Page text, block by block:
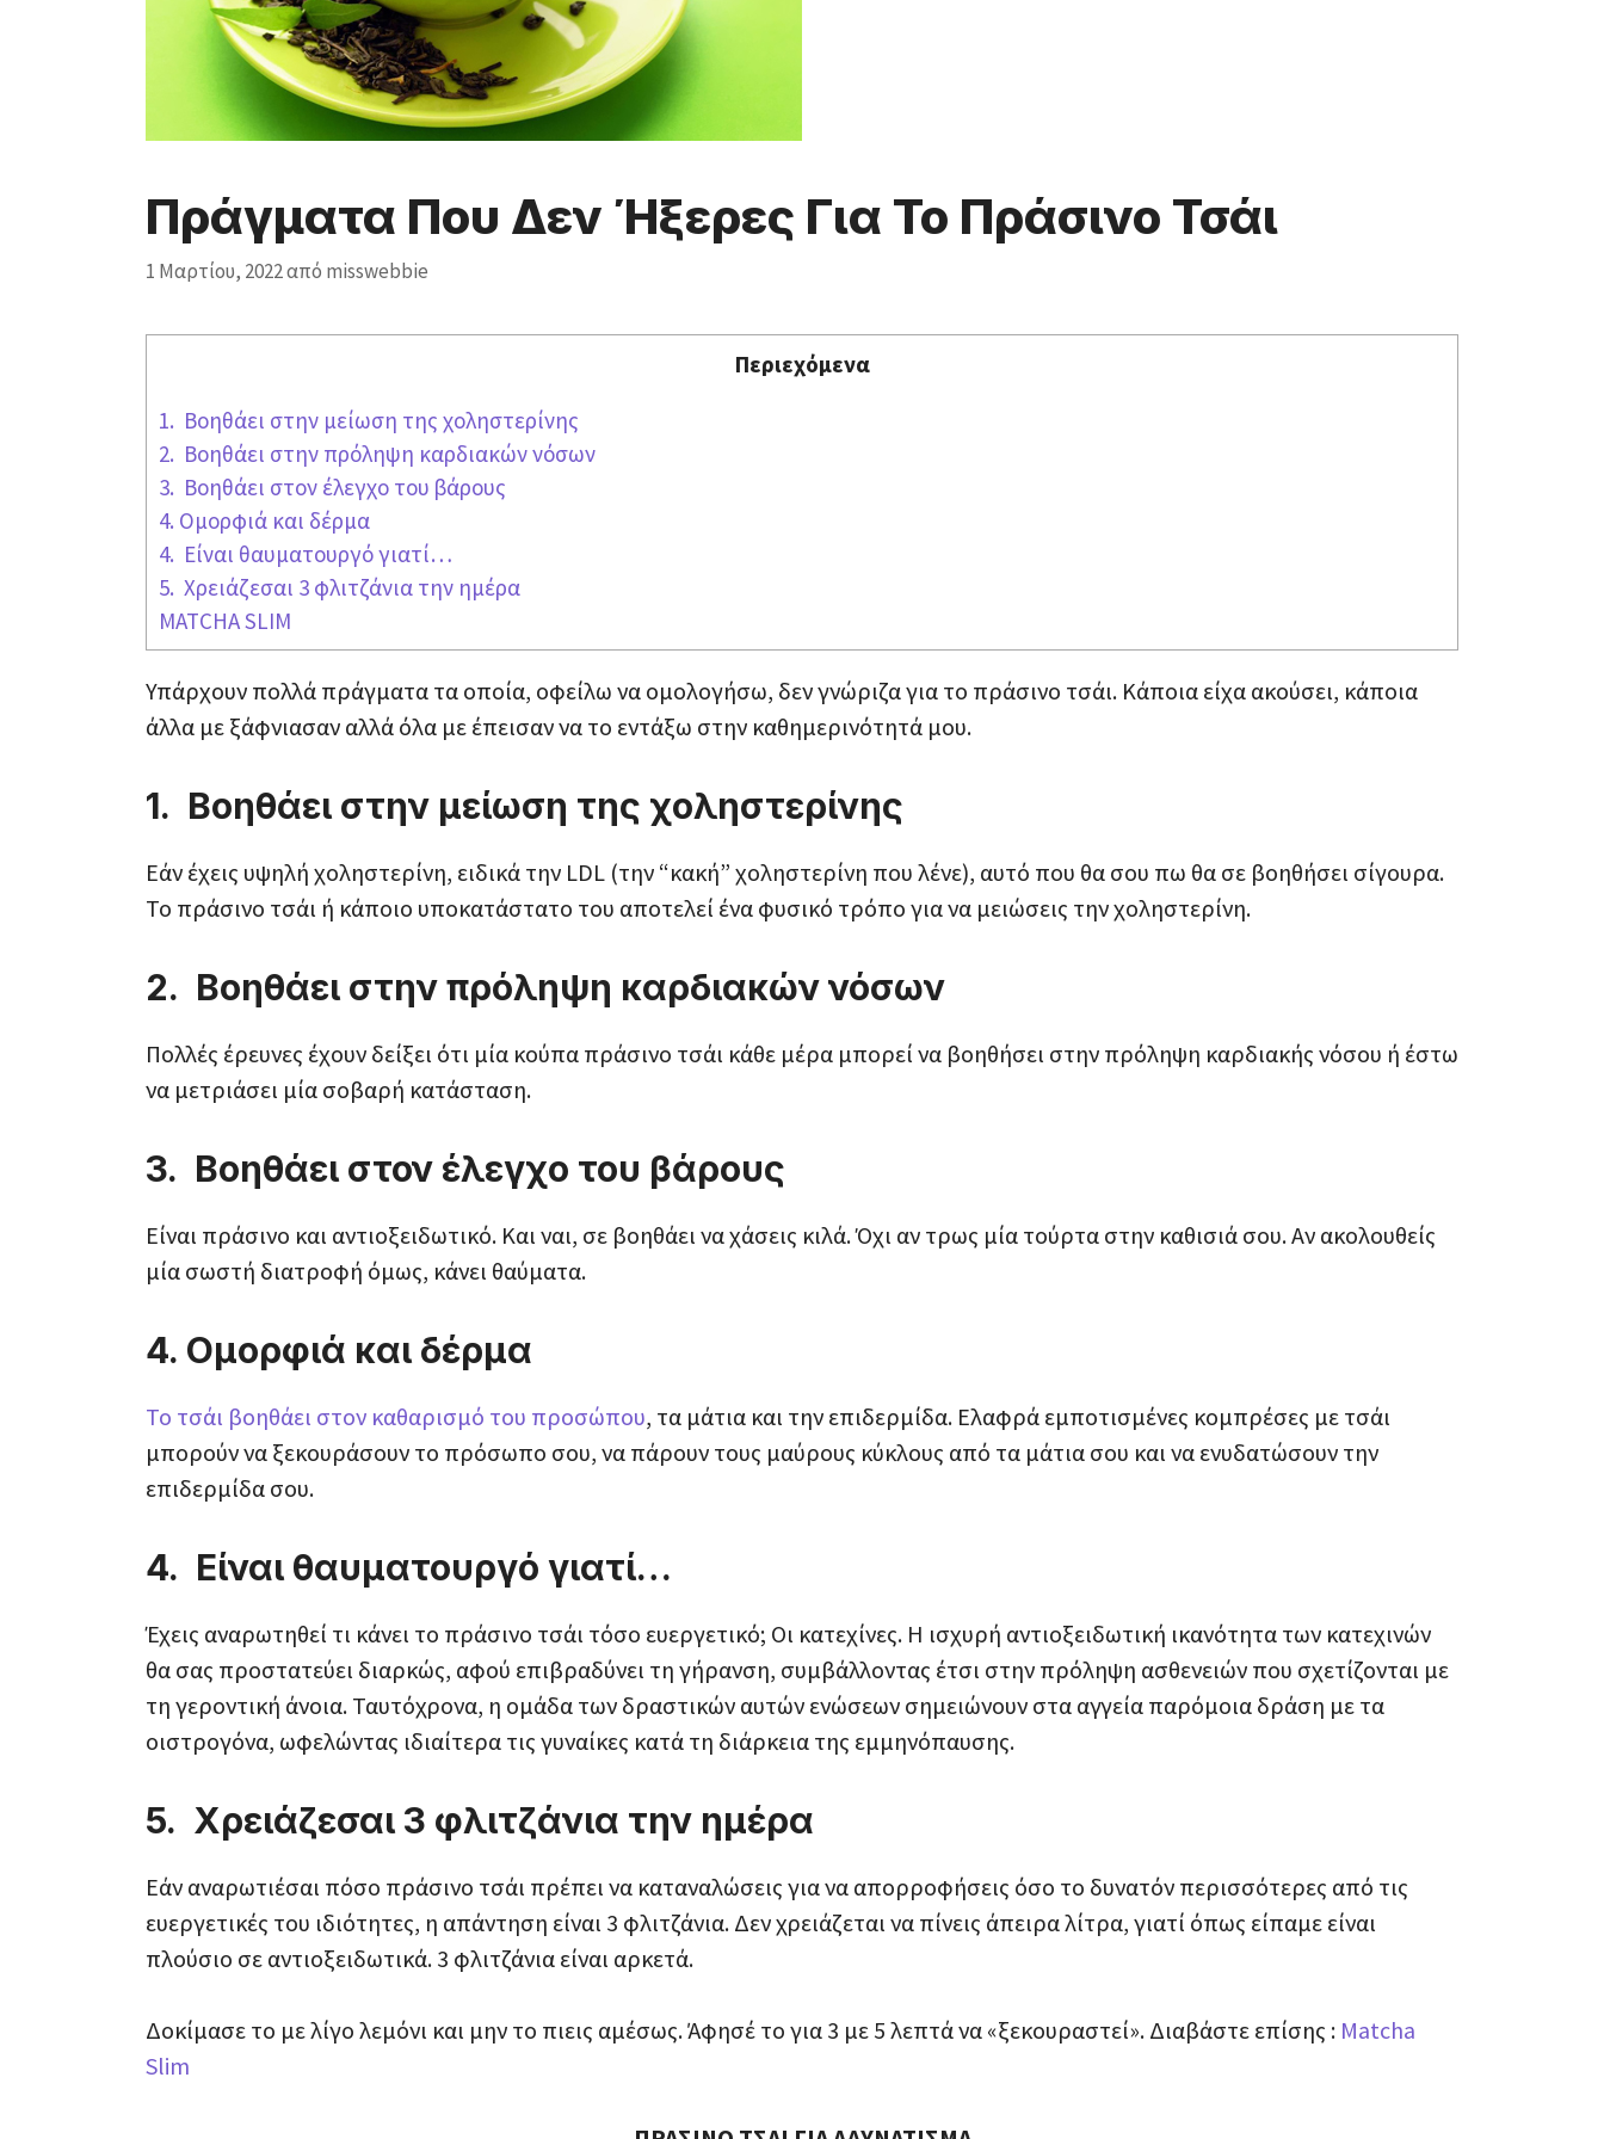
Πράγματα Που Δεν Ήξερες Για Το Πράσινο Τσάι
1 Μαρτίου, 2022από misswebbie
Περιεχόμενα
1. Βοηθάει στην μείωση της χοληστερίνης
2. Βοηθάει στην πρόληψη καρδιακών νόσων
3. Βοηθάει στον έλεγχο του βάρους
4. Ομορφιά και δέρμα
4. Είναι θαυματουργό γιατί…
5. Χρειάζεσαι 3 φλιτζάνια την ημέρα
MATCHA SLIM
Υπάρχουν πολλά πράγματα τα οποία, οφείλω να ομολογήσω, δεν γνώριζα για το πράσινο τσάι. Κάποια είχα ακούσει, κάποια
άλλα με ξάφνιασαν αλλά όλα με έπεισαν να το εντάξω στην καθημερινότητά μου.
1. Βοηθάει στην μείωση της χοληστερίνης
Εάν έχεις υψηλή χοληστερίνη, ειδικά την LDL (την “κακή” χοληστερίνη που λένε), αυτό που θα σου πω θα σε βοηθήσει σίγουρα.
Το πράσινο τσάι ή κάποιο υποκατάστατο του αποτελεί ένα φυσικό τρόπο για να μειώσεις την χοληστερίνη.
2. Βοηθάει στην πρόληψη καρδιακών νόσων
Πολλές έρευνες έχουν δείξει ότι μία κούπα πράσινο τσάι κάθε μέρα μπορεί να βοηθήσει στην πρόληψη καρδιακής νόσου ή έστω
να μετριάσει μία σοβαρή κατάσταση.
3. Βοηθάει στον έλεγχο του βάρους
Είναι πράσινο και αντιοξειδωτικό. Και ναι, σε βοηθάει να χάσεις κιλά. Όχι αν τρως μία τούρτα στην καθισιά σου. Αν ακολουθείς
μία σωστή διατροφή όμως, κάνει θαύματα.
4. Ομορφιά και δέρμα
Το τσάι βοηθάει στον καθαρισμό του προσώπου, τα μάτια και την επιδερμίδα. Ελαφρά εμποτισμένες κομπρέσες με τσάι
μπορούν να ξεκουράσουν το πρόσωπο σου, να πάρουν τους μαύρους κύκλους από τα μάτια σου και να ενυδατώσουν την
επιδερμίδα σου.
4. Είναι θαυματουργό γιατί…
Έχεις αναρωτηθεί τι κάνει το πράσινο τσάι τόσο ευεργετικό; Οι κατεχίνες. Η ισχυρή αντιοξειδωτική ικανότητα των κατεχινών
θα σας προστατεύει διαρκώς, αφού επιβραδύνει τη γήρανση, συμβάλλοντας έτσι στην πρόληψη ασθενειών που σχετίζονται με
τη γεροντική άνοια. Ταυτόχρονα, η ομάδα των δραστικών αυτών ενώσεων σημειώνουν στα αγγεία παρόμοια δράση με τα
οιστρογόνα, ωφελώντας ιδιαίτερα τις γυναίκες κατά τη διάρκεια της εμμηνόπαυσης.
5. Χρειάζεσαι 3 φλιτζάνια την ημέρα
Εάν αναρωτιέσαι πόσο πράσινο τσάι πρέπει να καταναλώσεις για να απορροφήσεις όσο το δυνατόν περισσότερες από τις
ευεργετικές του ιδιότητες, η απάντηση είναι 3 φλιτζάνια. Δεν χρειάζεται να πίνεις άπειρα λίτρα, γιατί όπως είπαμε είναι
πλούσιο σε αντιοξειδωτικά. 3 φλιτζάνια είναι αρκετά.
Δοκίμασε το με λίγο λεμόνι και μην το πιεις αμέσως. Άφησέ το για 3 με 5 λεπτά να «ξεκουραστεί». Διαβάστε επίσης : Matcha
Slim